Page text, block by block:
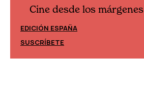
Cine desde los márgenes
EDICIÓN ESPAÑA
SUSCRÍBETE